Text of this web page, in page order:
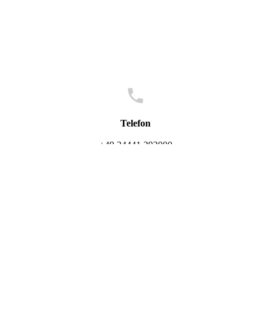
Telefon
+49 34441 392000